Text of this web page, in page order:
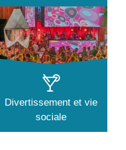
Divertissement et vie
sociale